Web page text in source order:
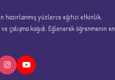
hazırlanmış yüzlerce eğitici etkinlik,
çalışma kağıdı. Eğlenerek öğrenmenin en